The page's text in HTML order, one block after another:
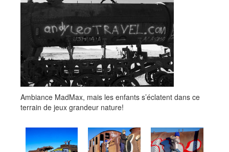
Ambiance MadMax, mais les enfants s’éclatent dans ce
terrain de jeux grandeur nature!